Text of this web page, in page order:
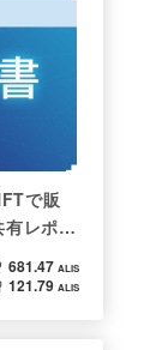
で販
レポー
681.47 ALIS
121.79 ALIS